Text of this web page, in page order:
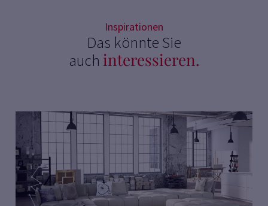
Inspirationen
Das könnte Sie
auch interessieren.